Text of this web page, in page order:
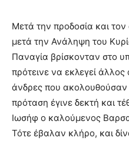
Μετά την προδοσία και
μετά την Ανάληψη του
Παναγία βρίσκονταν στο
πρότεινε να εκλεγεί
άνδρες που ακολουθούσαν
πρόταση έγινε δεκτή και
Ιωσήφ ο καλούμενος
Τότε έβαλαν κλήρο, και